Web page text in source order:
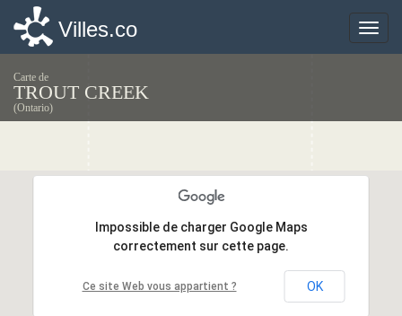
Toggle
Villes.co
Carte de
TROUT CREEK
(Ontario)
Impossible de charger Google Maps
correctement sur cette page.
Ce site Web vous appartient ? OK
Impossible de charger Google Maps
correctement sur cette page.
Ce site Web vous appartient ? OK
Toggle
Villes.co